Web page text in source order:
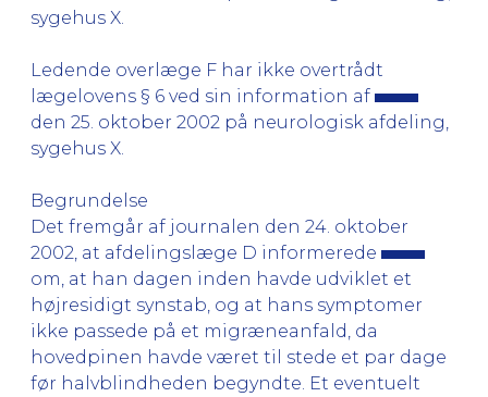
sygehus X.
Ledende overlæge F har ikke overtrådt
lægelovens § 6 ved sin information af
den 25. oktober 2002 på neurologisk afdeling,
sygehus X.
Begrundelse
Det fremgår af journalen den 24. oktober
2002, at afdelingslæge D informerede
om, at han dagen inden havde udviklet et
højresidigt synstab, og at hans symptomer
ikke passede på et migræneanfald, da
hovedpinen havde været til stede et par dage
før halvblindheden begyndte. Et eventuelt